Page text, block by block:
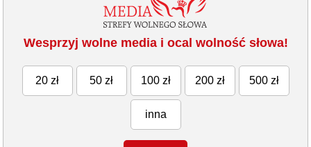
Wesprzyj wolne media i ocal wolność słowa!
20 zł 50 zł 100 zł 200 zł 500 zł
inna